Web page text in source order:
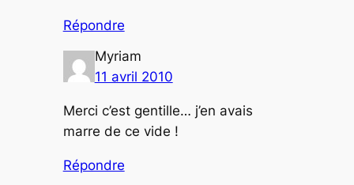
Répondre
Myriam
11 avril 2010
Merci c’est gentille… j’en avais
marre de ce vide !
Répondre